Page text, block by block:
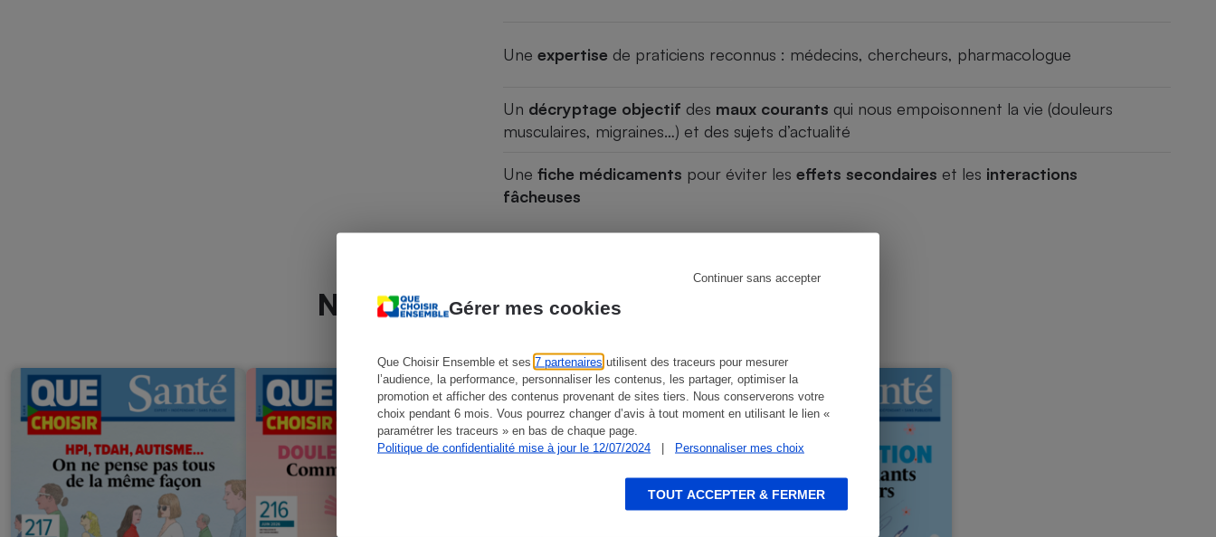
Gérer mes cookies
Que Choisir Ensemble et ses 7 partenaires utilisent des traceurs pour mesurer
l’audience, la performance, personnaliser les contenus, les partager, optimiser la
promotion et afficher des contenus provenant de sites tiers. Nous conserverons votre
choix pendant 6 mois. Vous pourrez changer d’avis à tout moment en utilisant le lien «
paramétrer les traceurs » en bas de chaque page.
Politique de confidentialité mise à jour le 12/07/2024
| Personnaliser mes choix
Continuer sans accepter
TOUT ACCEPTER & FERMER
Une expertise de praticiens reconnus : médecins, chercheurs, pharmacologue
Un décryptage objectif des maux courants qui nous empoisonnent la vie (douleurs
musculaires, migraines…) et des sujets d’actualité
Une fiche médicaments pour éviter les effets secondaires et les interactions
fâcheuses
Nos derniers numéros Que Choisir Santé